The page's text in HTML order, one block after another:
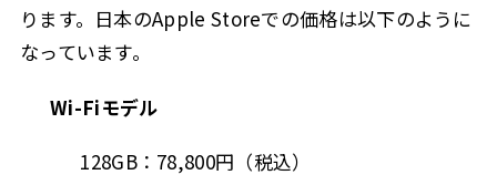
ります。日本のApple Storeでの価格は以下のように
なっています。
Wi-Fiモデル
128GB：78,800円（税込）